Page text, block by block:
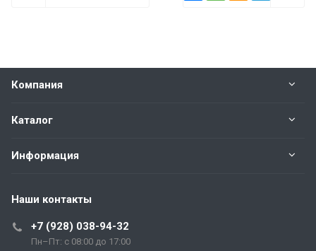
Компания
Каталог
Информация
Наши контакты
+7 (928) 038-94-32
Пн–Пт: с 08:00 до 17:00